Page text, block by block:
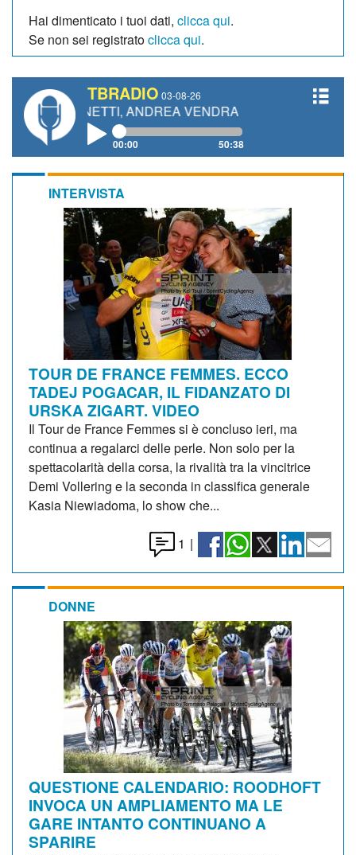
Hai dimenticato i tuoi dati, clicca qui.
Se non sei registratoclicca qui.
TBRADIO 03-08-26
ANDREA VENDRAME, FILIPPO FIORELLI
00:00 50:38
INTERVISTA
TOUR DE FRANCE FEMMES. ECCO
TADEJ POGACAR, IL FIDANZATO DI
URSKA ZIGART. VIDEO
Il Tour de France Femmes si è concluso ieri, ma
continua a regalarci delle perle. Non solo per la
spettacolarità della corsa, la rivalità tra la vincitrice
Demi Vollering e la seconda in classifica generale
Kasia Niewiadoma, lo show che...
1 |
DONNE
QUESTIONE CALENDARIO: ROODHOFT
INVOCA UN AMPLIAMENTO MA LE
GARE INTANTO CONTINUANO A
SPARIRE